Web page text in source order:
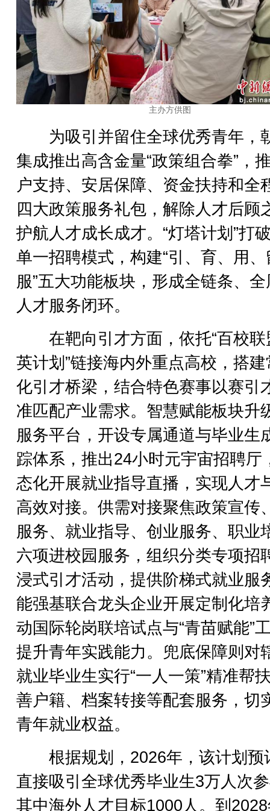
主办方供图
为吸引并留住全球优秀青年，
集成推出高含金量“政策组合拳”，
户支持、安居保障、资金扶持和全
四大政策服务礼包，解除人才后顾
护航人才成长成才。“灯塔计划”打
单一招聘模式，构建“引、育、用
服”五大功能板块，形成全链条、
人才服务闭环。
在靶向引才方面，依托“百校联
英计划”链接海内外重点高校，搭
化引才桥梁，结合特色赛事以赛引
准匹配产业需求。智慧赋能板块升
服务平台，开设专属通道与毕业生
踪体系，推出24小时元宇宙招聘厅
态化开展就业指导直播，实现人才
高效对接。供需对接聚焦政策宣传
服务、就业指导、创业服务、职业
六项进校园服务，组织分类专项招
浸式引才活动，提供阶梯式就业服
能强基联合龙头企业开展定制化培
动国际轮岗联培试点与“青苗赋能”
提升青年实践能力。兜底保障则对
就业毕业生实行“一人一策”精准帮
善户籍、档案转接等配套服务，切
青年就业权益。
根据规划，2026年，该计划预
直接吸引全球优秀毕业生3万人次
其中海外人才目标1000人。到